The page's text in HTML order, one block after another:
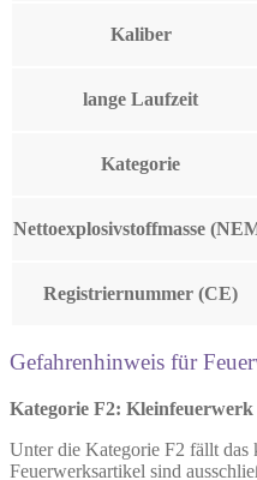
Kaliber
lange Laufzeit
Kategorie
Nettoexplosivstoffmasse
Registriernummer (CE)
Gefahrenhinweis für
Kategorie F2: Kleinfeuerwerk
Unter die Kategorie F2 fällt das
Feuerwerksartikel sind